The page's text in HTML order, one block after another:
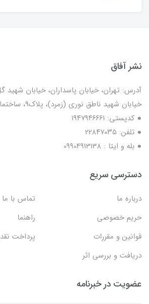
نشر آفاق
آدرس: تهران، خیابان پاسداران، خیابان
خیابان شهید ناطق نوری (زمرد)، پلاک9، ساختمان زمرد، طبقه دوم
● کدپستی: ۱۹۴۷۹۴۶۶۶۱
● تلفن: ٢٢٨۴٧۰۳۵
● بله و ایتا : 09904913138
دسترسی سریع
درباره ما
تماس با ما
حریم خصوصی
راهنما
قوانین و مقررات
پرداخت
دریافت و بررسی اثر
عضویت در خبرنامه